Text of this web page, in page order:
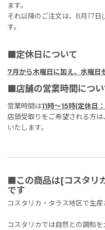
ます。
それ以降のご注文は、8月17日
す。
■定休日について
7月から木曜日に加え、水曜日
■店舗の営業時間につい
営業時間は11時〜15時(定休日
店頭受取りをご希望される方
いたします。
■この商品は[コスタリ
です
コスタリカ・タラス地区で生産
コスタリカでは自然との調和